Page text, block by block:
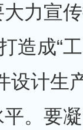
力宣
造成“
设计生
。要